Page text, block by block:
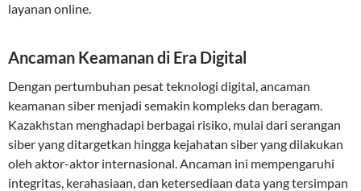
layanan online.
Ancaman Keamanan di Era Digital
Dengan pertumbuhan pesat teknologi digital, ancaman
keamanan siber menjadi semakin kompleks dan beragam.
Kazakhstan menghadapi berbagai risiko, mulai dari serangan
siber yang ditargetkan hingga kejahatan siber yang dilakukan
oleh aktor-aktor internasional. Ancaman ini mempengaruhi
integritas, kerahasiaan, dan ketersediaan data yang tersimpan